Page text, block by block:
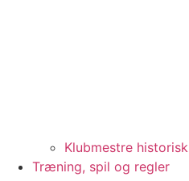
Klubmestre historisk
Træning, spil og regler